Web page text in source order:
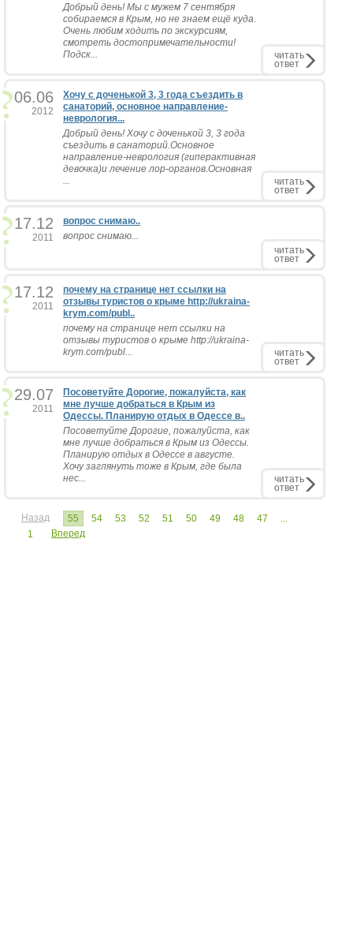
Добрый день! Мы с мужем 7 сентября
собираемся в Крым, но не знаем ещё куда.
Очень любим ходить по экскурсиям,
смотреть достопримечательности!
Подск...
читать
ответ
06.06
2012
Хочу с доченькой 3, 3 года съездить в
санаторий, основное направление-
неврология...
Добрый день! Хочу с доченькой 3, 3 года
съездить в санаторий.Основное
направление-неврология (гиперактивная
девочка)и лечение лор-органов.Основная
...
читать
ответ
17.12
2011
вопрос снимаю..
вопрос снимаю...
читать
ответ
17.12
2011
почему на странице нет ссылки на
отзывы туристов о крыме http://ukraina-
krym.com/publ..
почему на странице нет ссылки на
отзывы туристов о крыме http://ukraina-
krym.com/publ...
читать
ответ
29.07
2011
Посоветуйте Дорогие, пожалуйста, как
мне лучше добраться в Крым из
Одессы. Планирую отдых в Одессе в..
Посоветуйте Дорогие, пожалуйста, как
мне лучше добраться в Крым из Одессы.
Планирую отдых в Одессе в августе.
Хочу заглянуть тоже в Крым, где была
нес...
читать
ответ
Назад 55 54 53 52 51 50 49 48 47
...
1
Вперед